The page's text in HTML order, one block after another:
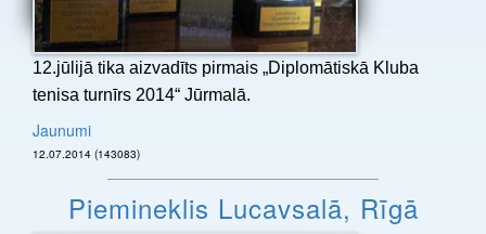
12.jūlijā tika aizvadīts pirmais „Diplomātiskā Kluba
tenisa turnīrs 2014“ Jūrmalā.
Jaunumi
12.07.2014 (143083)
Piemineklis Lucavsalā, Rīgā